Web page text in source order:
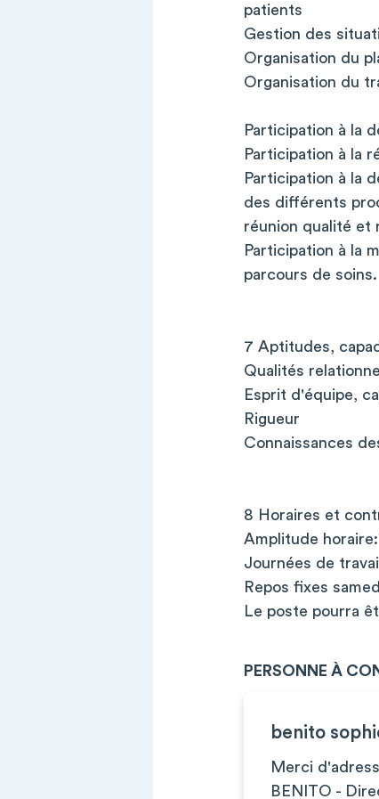
patients
Gestion des
Organisation du
Organisation du
Participation à la
Participation à la
Participation à la
des différents
réunion qualité et
Participation à la
parcours de soins.
7 Aptitudes,
Qualités
Esprit d'équipe,
Rigueur
Connaissances
8 Horaires et
Amplitude
Journées de
Repos fixes
Le poste pourra
PERSONNE À
benito
Merci
BENITO -